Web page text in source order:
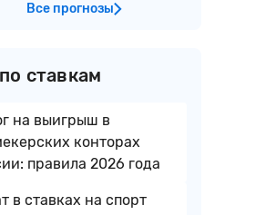
и гостевые матчи
Все прогнозы
ставкам
на выигрыш в
конторах
правила 2026 года
в ставках на спорт